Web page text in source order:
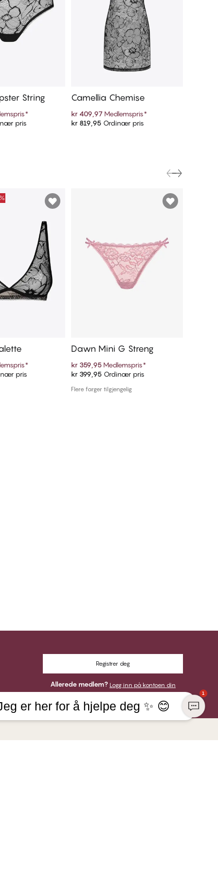
String
*
pris Legg i handlekurven
Camellia Chemise
kr 409,97 Medlemspris*
kr 819,95Ordinær pris
*
pris Legg i handlekurven
Dawn Mini G Streng
kr 359,95 Medlemspris*
kr 399,95Ordinær pris
Flere farger tilgjengelig
Registrer deg
Allerede medlem? Logg inn på kontoen din
1
er her for å hjelpe deg ✨ 😊